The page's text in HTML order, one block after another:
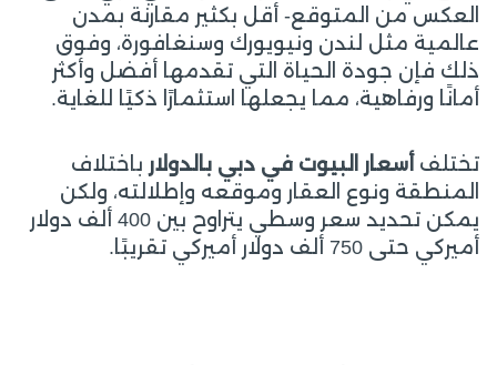
العكس من المتوقع- أقل بكثير مقارنة بمدن
عالمية مثل لندن ونيويورك وسنغافورة، وفوق
ذلك فإن جودة الحياة التي تقدمها أفضل وأكثر
أمانًا ورفاهية، مما يجعلها استثمارًا ذكيًا للغاية.
تختلف أسعار البيوت في دبي بالدولار باختلاف
المنطقة ونوع العقار وموقعه وإطلالته، ولكن
يمكن تحديد سعر وسطي يتراوح بين 400 ألف دولار
أميركي حتى 750 ألف دولار أميركي تقريبًا.